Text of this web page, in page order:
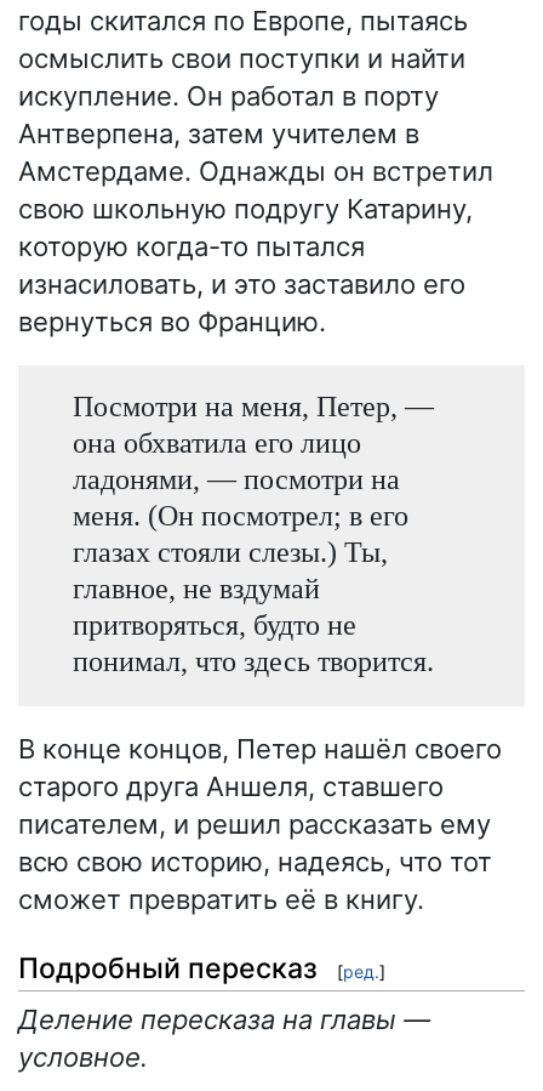
годы скитался по Европе, пытаясь
осмыслить свои поступки и найти
искупление. Он работал в порту
Антверпена, затем учителем в
Амстердаме. Однажды он встретил
свою школьную подругу Катарину,
которую когда-то пытался
изнасиловать, и это заставило его
вернуться во Францию.
Посмотри на меня, Петер, —
она обхватила его лицо
ладонями, — посмотри на
меня. (Он посмотрел; в его
глазах стояли слезы.) Ты,
главное, не вздумай
притворяться, будто не
понимал, что здесь творится.
В конце концов, Петер нашёл своего
старого друга Аншеля, ставшего
писателем, и решил рассказать ему
всю свою историю, надеясь, что тот
сможет превратить её в книгу.
Подробный пересказ [ред.]
Деление пересказа на главы —
условное.